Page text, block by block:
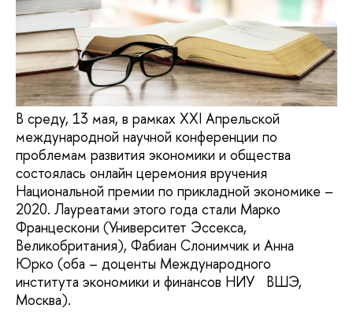
В среду, 13 мая, в рамках XXI Апрельской
международной научной конференции по
проблемам развития экономики и общества
состоялась онлайн церемония вручения
Национальной премии по прикладной экономике –
2020. Лауреатами этого года стали Марко
Францескони (Университет Эссекса,
Великобритания), Фабиан Слонимчик и Анна
Юрко (оба – доценты Международного
института экономики и финансов НИУ ВШЭ,
Москва).